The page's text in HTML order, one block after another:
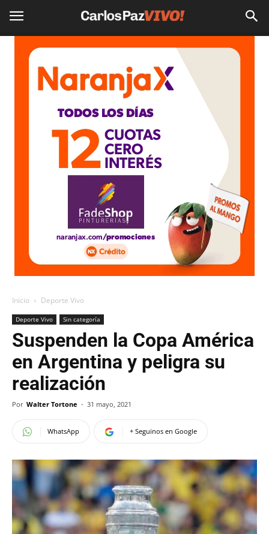
Inicio Deporte Vivo
Deporte Vivo Sin categoría
Suspenden la Copa América
en Argentina y peligra su
realización
Por Walter Tortone - 31 mayo, 2021
WhatsApp + Seguinos en Google